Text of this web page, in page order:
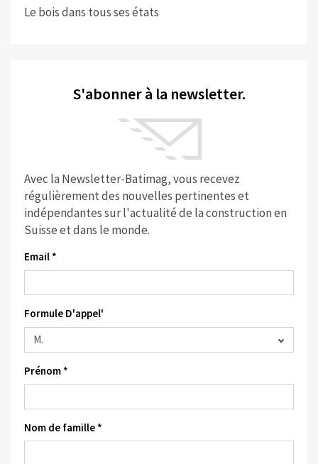
Le bois dans tous ses états
S'abonner à la newsletter.
Avec la Newsletter-Batimag, vous recevez
régulièrement des nouvelles pertinentes et
indépendantes sur l'actualité de la construction en
Suisse et dans le monde.
Email *
Formule D'appel'
Prénom *
Nom de famille *